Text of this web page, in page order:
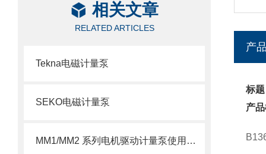
相关文章
RELATED ARTICLES
Tekna电磁计量泵
SEKO电磁计量泵
MM1/MM2 系列电机驱动计量泵使用注意事项
产
标
产